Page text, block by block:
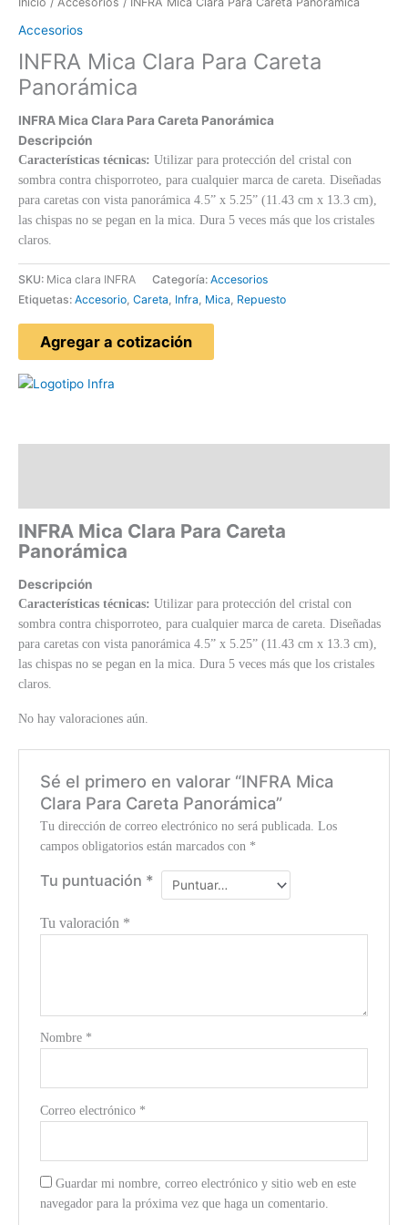
Accesorios
INFRA Mica Clara Para Careta
Panorámica
INFRA Mica Clara Para Careta Panorámica
Descripción
Características técnicas: Utilizar para protección del cristal con
sombra contra chisporroteo, para cualquier marca de careta. Diseñadas
para caretas con vista panorámica 4.5” x 5.25” (11.43 cm x 13.3 cm),
las chispas no se pegan en la mica. Dura 5 veces más que los cristales
claros.
SKU: Mica clara INFRA Categoría: Accesorios
Etiquetas: Accesorio, Careta, Infra, Mica, Repuesto
Agregar a cotización
INFRA Mica Clara Para Careta
Panorámica
Descripción
Características técnicas: Utilizar para protección del cristal con
sombra contra chisporroteo, para cualquier marca de careta. Diseñadas
para caretas con vista panorámica 4.5” x 5.25” (11.43 cm x 13.3 cm),
las chispas no se pegan en la mica. Dura 5 veces más que los cristales
claros.
No hay valoraciones aún.
Sé el primero en valorar “INFRA Mica
Clara Para Careta Panorámica”
Tu dirección de correo electrónico no será publicada. Los
campos obligatorios están marcados con *
Tu puntuación *
Tu valoración *
Nombre *
Correo electrónico *
Guardar mi nombre, correo electrónico y sitio web en este
navegador para la próxima vez que haga un comentario.